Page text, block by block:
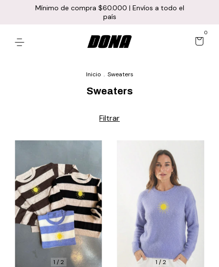
Mínimo de compra $60.000 | Envíos a todo el
país
0
Inicio . Sweaters
Sweaters
Filtrar
1 /2 1 /2